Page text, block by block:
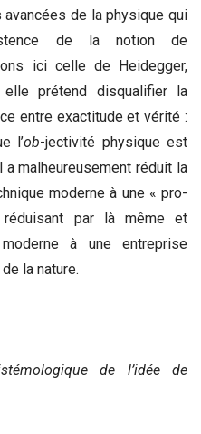
de la physique qui
de la notion de
ici celle de Heidegger,
prétend disqualifier la
entre exactitude et vérité :
l’ob-jectivité physique est
malheureusement réduit la
moderne à une « pro-
par là même et
à une entreprise
de la nature.
de l’idée de